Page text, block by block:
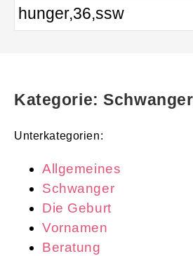
Kategorie:
Unterkategorien:
Allgemeines
Schwanger
Die Geburt
Vornamen
Beratung